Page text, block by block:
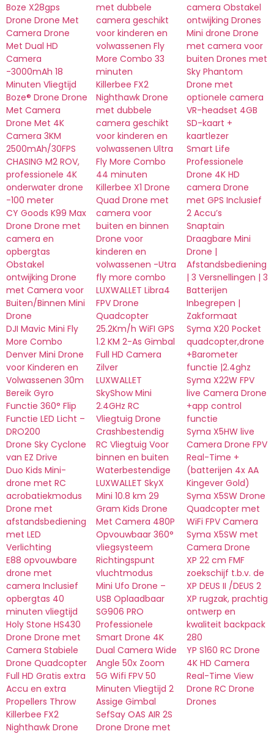
Boze X28gps
Drone Drone Met
Camera Drone
Met Dual HD
Camera
-3000mAh 18
Minuten Vliegtijd
Boze® Drone Drone
Met Camera
Drone Met 4K
Camera 3KM
2500mAh/30FPS
CHASING M2 ROV,
professionele 4K
onderwater drone
-100 meter
CY Goods K99 Max
Drone Drone met
camera en
opbergtas
Obstakel
ontwijking Drone
met Camera voor
Buiten/Binnen Mini
Drone
DJI Mavic Mini Fly
More Combo
Denver Mini Drone
voor Kinderen en
Volwassenen 30m
Bereik Gyro
Functie 360° Flip
Functie LED Licht –
DRO200
Drone Sky Cyclone
van EZ Drive
Duo Kids Mini-
drone met RC
acrobatiekmodus
Drone met
afstandsbediening
met LED
Verlichting
E88 opvouwbare
drone met
camera Inclusief
opbergtas 40
minuten vliegtijd
Holy Stone HS430
Drone Drone met
Camera Stabiele
Drone Quadcopter
Full HD Gratis extra
Accu en extra
Propellers Throw
Killerbee FX2
Nighthawk Drone
met dubbele
camera geschikt
voor kinderen en
volwassenen Fly
More Combo 33
minuten
Killerbee FX2
Nighthawk Drone
met dubbele
camera geschikt
voor kinderen en
volwassenen Ultra
Fly More Combo
44 minuten
Killerbee X1 Drone
Quad Drone met
camera voor
buiten en binnen
Drone voor
kinderen en
volwassenen -Utra
fly more combo
LUXWALLET Libra4
FPV Drone
Quadcopter
25.2Km/h WiFI GPS
1.2 KM 2-As Gimbal
Full HD Camera
Zilver
LUXWALLET
SkyShow Mini
2.4GHz RC
Vliegtuig Drone
Crashbestendig
RC Vliegtuig Voor
binnen en buiten
Waterbestendige
LUXWALLET SkyX
Mini 10.8 km 29
Gram Kids Drone
Met Camera 480P
Opvouwbaar 360°
vliegsysteem
Richtingspunt
vluchtmodus
Mini Ufo Drone –
USB Oplaadbaar
SG906 PRO
Professionele
Smart Drone 4K
Dual Camera Wide
Angle 50x Zoom
5G Wifi FPV 50
Minuten Vliegtijd 2
Assige Gimbal
SefSay OAS AIR 2S
Drone Drone met
camera Obstakel
ontwijking Drones
Mini drone Drone
met camera voor
buiten Drones met
Sky Phantom
Drone met
optionele camera
VR-headset 4GB
SD-kaart +
kaartlezer
Smart Life
Professionele
Drone 4K HD
camera Drone
met GPS Inclusief
2 Accu’s
Snaptain
Draagbare Mini
Drone |
Afstandsbediening
| 3 Versnellingen | 3
Batterijen
Inbegrepen |
Zakformaat
Syma X20 Pocket
quadcopter,drone
+Barometer
functie |2.4ghz
Syma X22W FPV
live Camera Drone
+app control
functie
Syma X5HW live
Camera Drone FPV
Real-Time +
(batterijen 4x AA
Kingever Gold)
Syma X5SW Drone
Quadcopter met
WiFi FPV Camera
Syma X5SW met
Camera Drone
XP 22 cm FMF
zoekschijf t.b.v. de
XP DEUS II /DEUS 2
XP rugzak, prachtig
ontwerp en
kwaliteit backpack
280
YP S160 RC Drone
4K HD Camera
Real-Time View
Drone RC Drone
Drones